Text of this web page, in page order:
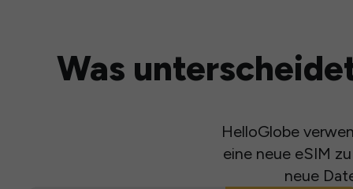
Was
HelloGlobe
eine neue eSIM
neue